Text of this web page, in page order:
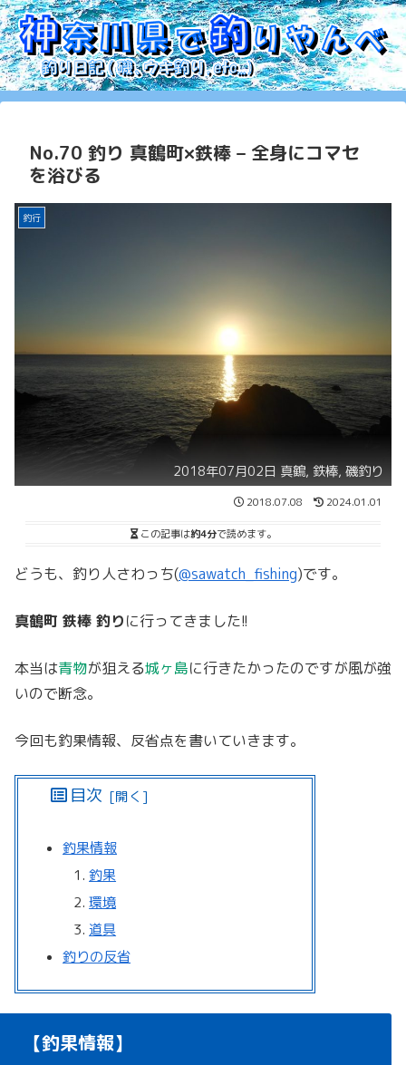
No.70 釣り 真鶴町×鉄棒 – 全身にコマセ
を浴びる
釣行
2018年07月02日 真鶴, 鉄棒, 磯釣り
2018.07.08 2024.01.01
この記事は約4分で読めます。
どうも、釣り人さわっち(@sawatch_fishing)です。
真鶴町 鉄棒 釣りに行ってきました!!
本当は青物が狙える城ヶ島に行きたかったのですが風が強
いので断念。
今回も釣果情報、反省点を書いていきます。
目次
釣果情報
釣果
環境
道具
釣りの反省
【釣果情報】